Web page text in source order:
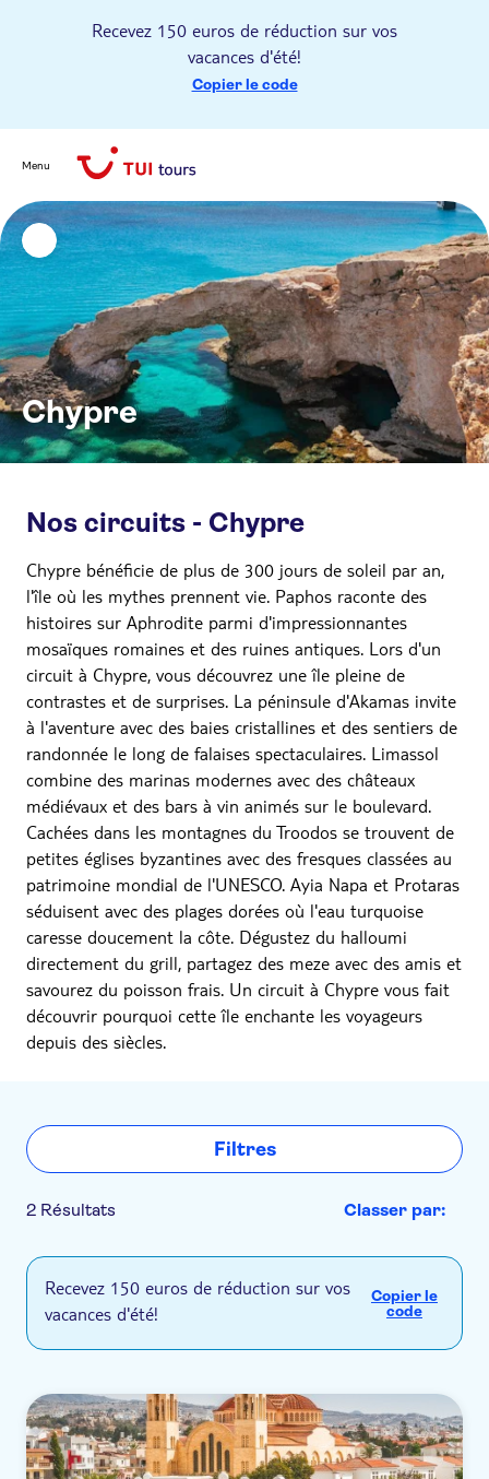
Recevez 150 euros de réduction sur vos
vacances d'été!
Copier le code
Menu
Chypre
Nos circuits - Chypre
Chypre bénéficie de plus de 300 jours de soleil par an,
l'île où les mythes prennent vie. Paphos raconte des
histoires sur Aphrodite parmi d'impressionnantes
mosaïques romaines et des ruines antiques. Lors d'un
circuit à Chypre, vous découvrez une île pleine de
contrastes et de surprises. La péninsule d'Akamas invite
à l'aventure avec des baies cristallines et des sentiers de
randonnée le long de falaises spectaculaires. Limassol
combine des marinas modernes avec des châteaux
médiévaux et des bars à vin animés sur le boulevard.
Cachées dans les montagnes du Troodos se trouvent de
petites églises byzantines avec des fresques classées au
patrimoine mondial de l'UNESCO. Ayia Napa et Protaras
séduisent avec des plages dorées où l'eau turquoise
caresse doucement la côte. Dégustez du halloumi
directement du grill, partagez des meze avec des amis et
savourez du poisson frais. Un circuit à Chypre vous fait
découvrir pourquoi cette île enchante les voyageurs
depuis des siècles.
Filtres
2 Résultats Classer par:
Recevez 150 euros de réduction sur vos
vacances d'été!
Copier le
code